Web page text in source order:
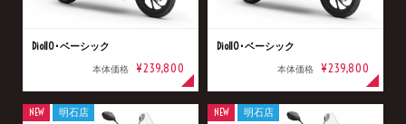
Dio110･ベーシック
本体価格 ¥239,800
Dio110･ベーシック
本体価格 ¥239,800
NEW 明石店 NEW 明石店